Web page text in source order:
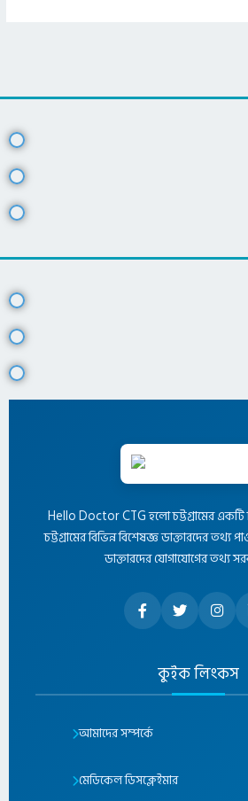
Hello Doctor CTG হলো চট্টগ্রামের একটি
চট্টগ্রামের বিভিন্ন বিশেষজ্ঞ ডাক্তারদের তথ্য
ডাক্তারদের যোগাযোগের তথ্য
কুইক লিংকস
আমাদের সম্পর্কে
মেডিকেল ডিসক্লেইমার